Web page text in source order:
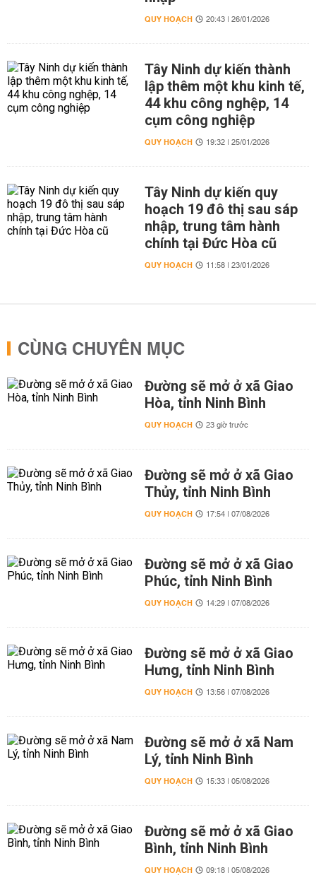
QUY HOẠCH 20:43 | 26/01/2026
Tây Ninh dự kiến thành
lập thêm một khu kinh tế,
44 khu công nghệp, 14
cụm công nghiệp
QUY HOẠCH 19:32 | 25/01/2026
Tây Ninh dự kiến quy
hoạch 19 đô thị sau sáp
nhập, trung tâm hành
chính tại Đức Hòa cũ
QUY HOẠCH 11:58 | 23/01/2026
CÙNG CHUYÊN MỤC
Đường sẽ mở ở xã Giao
Hòa, tỉnh Ninh Bình
QUY HOẠCH 23 giờ trước
Đường sẽ mở ở xã Giao
Thủy, tỉnh Ninh Bình
QUY HOẠCH 17:54 | 07/08/2026
Đường sẽ mở ở xã Giao
Phúc, tỉnh Ninh Bình
QUY HOẠCH 14:29 | 07/08/2026
Đường sẽ mở ở xã Giao
Hưng, tỉnh Ninh Bình
QUY HOẠCH 13:56 | 07/08/2026
Đường sẽ mở ở xã Nam
Lý, tỉnh Ninh Bình
QUY HOẠCH 15:33 | 05/08/2026
Đường sẽ mở ở xã Giao
Bình, tỉnh Ninh Bình
QUY HOẠCH 09:18 | 05/08/2026